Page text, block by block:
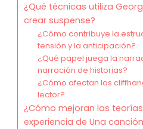
¿Qué técnicas utiliza
crear suspense?
¿Cómo contribuye la
tensión y la anticipación?
¿Qué papel juega la
narración de historias?
¿Cómo afectan los
lector?
¿Cómo mejoran las
experiencia de Una